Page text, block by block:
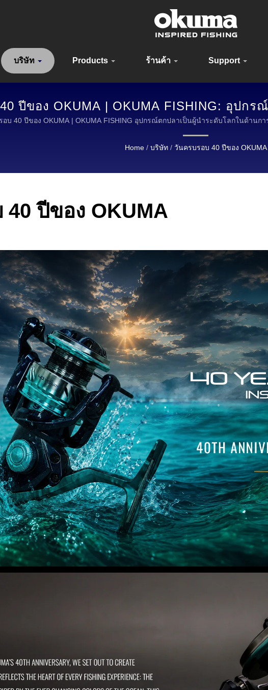
บริษัท Products ร้านค้า Support
ปีของ OKUMA | OKUMA FISHING: อุป
มากกว่า 30 ปี
อบ 40 ปีของ OKUMA | OKUMA FISHING อุปกรณ์ตกปลาเป็นผู้นำระดับโลกในด้าน
Home / บริษัท / วันครบรอบ 40 ปีของ OKUMA
ปีของ OKUMA